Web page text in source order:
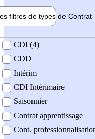
filtres de types de Contrat
contrat
CDI (4)
CDD
Intérim
CDI Intérimaire
Saisonnier
Contrat apprentissage
Cont.